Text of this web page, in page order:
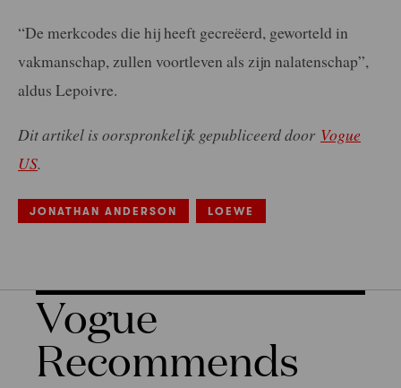
“De merkcodes die hij heeft gecreëerd, geworteld in
vakmanschap, zullen voortleven als zijn nalatenschap”,
aldus Lepoivre.
Dit artikel is oorspronkelijk gepubliceerd door Vogue
US.
JONATHAN ANDERSON LOEWE
Vogue
Recommends